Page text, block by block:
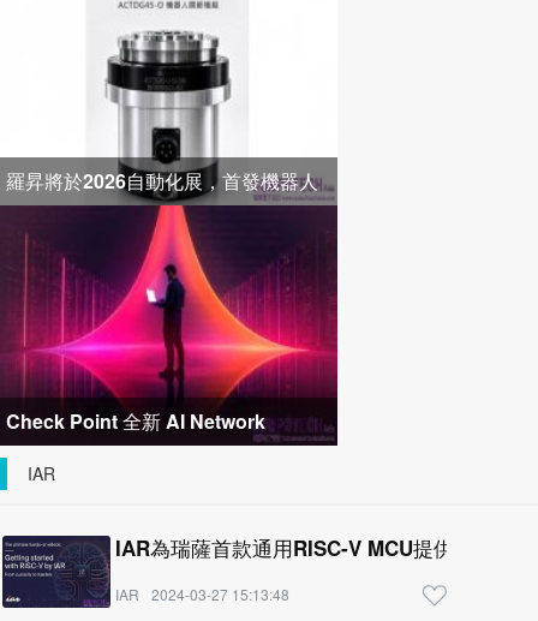
羅昇將於2026自動化展，首發機器人
關節模組 布局機器人與精密
Check Point 全新 AI Network
Firewall 顛覆防火牆傳統模式，消弭網
IAR
IAR為瑞薩首款通用RISC-V MCU提供領先支
IAR 2024-03-27 15:13:48